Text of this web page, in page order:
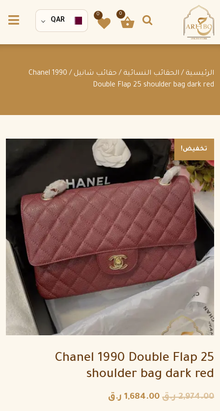
0
0
QAR
الرئيسية / الحقائب النسائية / حقائب شانيل
/ Chanel 1990
Double Flap 25 shoulder bag dark red
تخفيض!
Chanel 1990 Double Flap 25
shoulder bag dark red
2,974.00 ر.ق 1,684.00 ر.ق